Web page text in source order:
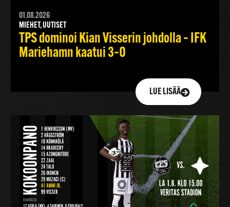
01.08.2026
MIEHET, UUTISET
TPS dominoi Kian Visserin johdolla – IFK
Mariehamn kaatui 3–0
LUE LISÄÄ